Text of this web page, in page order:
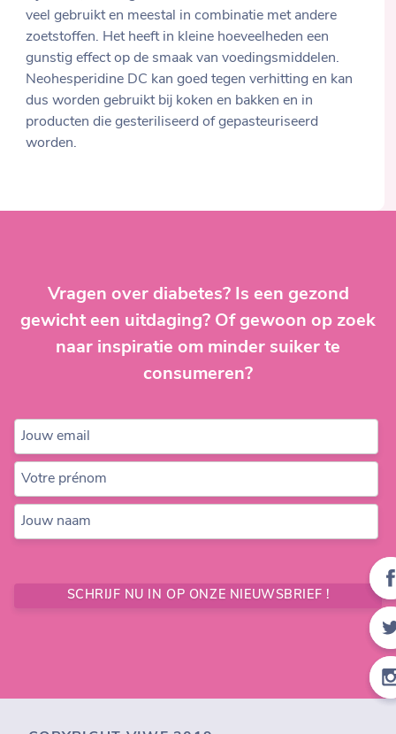
veel gebruikt en meestal in combinatie met andere
zoetstoffen. Het heeft in kleine hoeveelheden een
gunstig effect op de smaak van voedingsmiddelen.
Neohesperidine DC kan goed tegen verhitting en kan
dus worden gebruikt bij koken en bakken en in
producten die gesteriliseerd of gepasteuriseerd
worden.
Vragen over diabetes? Is een gezond
gewicht een uitdaging? Of gewoon op zoek
naar inspiratie om minder suiker te
consumeren?
Jouw email
Votre prénom
Jouw naam
SCHRIJF NU IN OP ONZE NIEUWSBRIEF !